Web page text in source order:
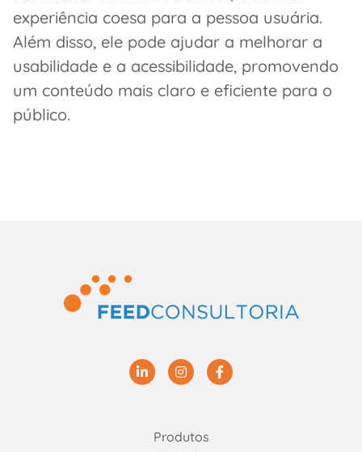
experiência coesa para a pessoa usuária.
Além disso, ele pode ajudar a melhorar a
usabilidade e a acessibilidade, promovendo
um conteúdo mais claro e eficiente para o
público.
Produtos